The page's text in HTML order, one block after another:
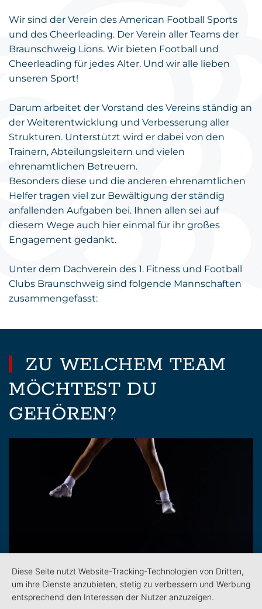
Wir sind der Verein des American Football Sports
und des Cheerleading. Der Verein aller Teams der
Braunschweig Lions. Wir bieten Football und
Cheerleading für jedes Alter. Und wir alle lieben
unseren Sport!
Darum arbeitet der Vorstand des Vereins ständig an
der Weiterentwicklung und Verbesserung aller
Strukturen. Unterstützt wird er dabei von den
Trainern, Abteilungsleitern und vielen
ehrenamtlichen Betreuern.
Besonders diese und die anderen ehrenamtlichen
Helfer tragen viel zur Bewältigung der ständig
anfallenden Aufgaben bei. Ihnen allen sei auf
diesem Wege auch hier einmal für ihr großes
Engagement gedankt.
Unter dem Dachverein des 1. Fitness und Football
Clubs Braunschweig sind folgende Mannschaften
zusammengefasst:
ZU WELCHEM TEAM
MÖCHTEST DU
GEHÖREN?
Diese Seite nutzt Website-Tracking-Technologien von Dritten,
um ihre Dienste anzubieten, stetig zu verbessern und Werbung
entsprechend den Interessen der Nutzer anzuzeigen.